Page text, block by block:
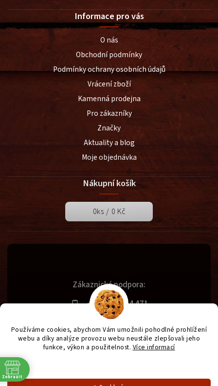
Používáme cookies, abychom Vám umožnili pohodlné prohlížení
webu a díky analýze provozu webu neustále zlepšovali jeho
funkce, výkon a použitelnost. Více informací
Zákaznická podpora:
+420 731 614 471
info@svetgrilu.cz
Informace pro vás
O nás
Obchodní podmínky
Podmínky ochrany osobních údajů
Vrácení zboží
Kamenná prodejna
Pro zákazníky
Značky
Aktuality a blog
Moje objednávka
Nákupní košík
0ks / 0 Kč
Zobrazit